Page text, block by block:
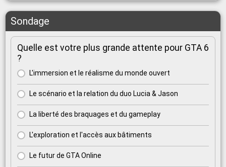
Sondage
Quelle est votre plus grande attente pour GTA 6
?
L'immersion et le réalisme du monde ouvert
Le scénario et la relation du duo Lucia & Jason
La liberté des braquages et du gameplay
L'exploration et l'accès aux bâtiments
Le futur de GTA Online